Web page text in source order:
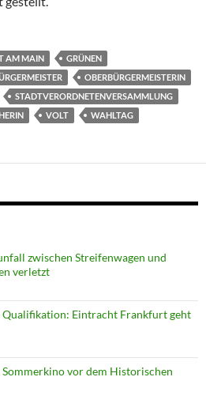
AM MAIN
GRÜNEN
OBERBÜRGERMEISTERIN
STADTVERORDNETENVERSAMMLUNG
VOLT WAHLTAG
zwischen Streifenwagen und
verletzt
Qualifikation: Eintracht Frankfurt geht
Sommerkino vor dem Historischen